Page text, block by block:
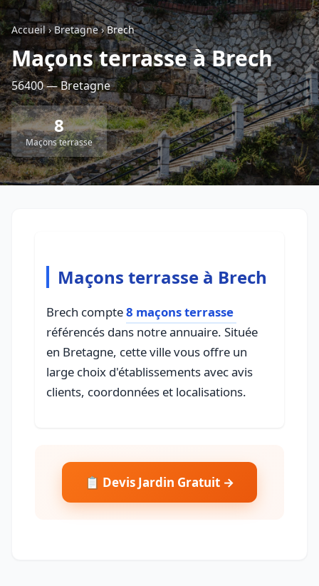
Retour à la liste des métiers
CGU - Confidentialité - Service proposé parViteUnDevis.com-Vous
Accueil›Bretagne›Brech
Maçons terrasse à Brech
56400 — Bretagne
8
Maçons terrasse
Maçons terrasse à Brech
Brech compte8 maçons terrasse
référencés dans notre annuaire. Située
en Bretagne, cette ville vous offre un
large choix d'établissements avec avis
clients, coordonnées et localisations.
📋 Devis Jardin Gratuit →